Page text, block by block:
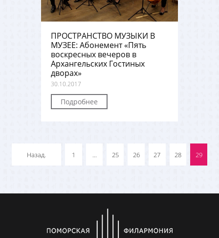
ПРОСТРАНСТВО МУЗЫКИ В
МУЗЕЕ: Абонемент «Пять
воскресных вечеров в
Архангельских Гостиных
дворах»
30.10.2017
Подробнее
Назад. 1 ... 25 26 27 28 29